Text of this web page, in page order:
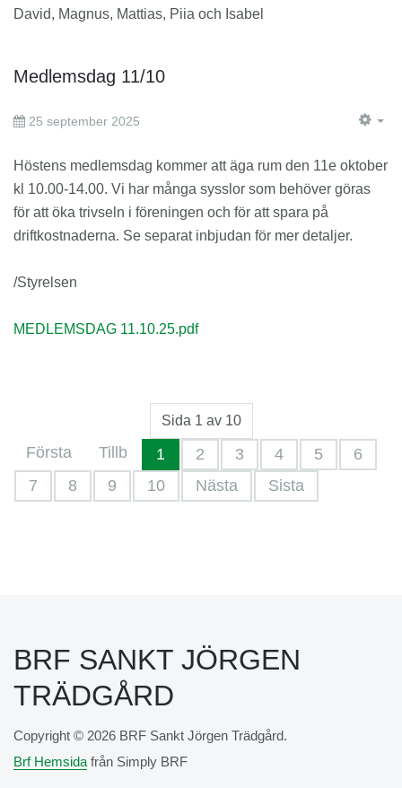
David, Magnus, Mattias, Piia och Isabel
Medlemsdag 11/10
25 september 2025
Höstens medlemsdag kommer att äga rum den 11e oktober
kl 10.00-14.00. Vi har många sysslor som behöver göras
för att öka trivseln i föreningen och för att spara på
driftkostnaderna. Se separat inbjudan för mer detaljer.
/Styrelsen
MEDLEMSDAG 11.10.25.pdf
Sida 1 av 10
Första Tillb 1 2 3 4 5
6
7
8 9 10 Nästa Sista
BRF SANKT JÖRGEN
TRÄDGÅRD
Copyright © 2026 BRF Sankt Jörgen Trädgård.
Brf Hemsida från Simply BRF